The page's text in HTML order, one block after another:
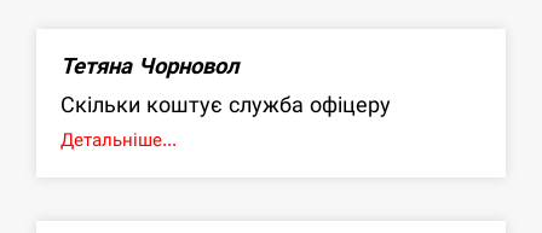
Тетяна Чорновол
Скільки коштує служба офіцеру
Детальніше...